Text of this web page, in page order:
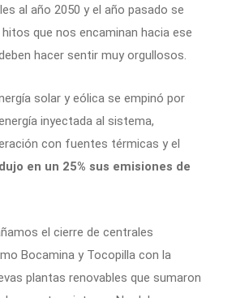
al año 2050 y el año pasado se
que nos encaminan hacia ese
hacer sentir muy orgullosos.
solar y eólica se empinó por
inyectada al sistema,
con fuentes térmicas y el
en un 25% sus emisiones de
el cierre de centrales
Bocamina y Tocopilla con la
plantas renovables que sumaron